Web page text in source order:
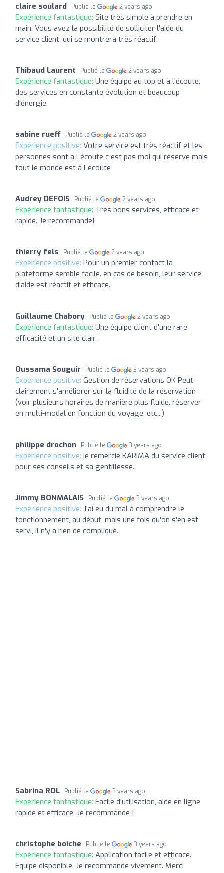
claire soulard Publié le 2 years ago
Expérience fantastique: Site très simple à prendre en
main. Vous avez la possibilité de solliciter l'aide du
service client, qui se montrera très réactif.
Thibaud Laurent Publié le 2 years ago
Expérience fantastique: Une équipe au top et à l'écoute,
des services en constante évolution et beaucoup
d'énergie.
sabine rueff Publié le 2 years ago
Expérience positive: Votre service est très réactif et les
personnes sont a l écoute c est pas moi qui réserve mais
tout le monde est à l écoute
Audrey DEFOIS Publié le 2 years ago
Expérience fantastique: Très bons services, efficace et
rapide. Je recommande!
thierry fels Publié le 2 years ago
Expérience positive: Pour un premier contact la
plateforme semble facile. en cas de besoin, leur service
d'aide est réactif et efficace.
Guillaume Chabory Publié le 2 years ago
Expérience fantastique: Une équipe client d'une rare
efficacité et un site clair.
Oussama Souguir Publié le 3 years ago
Expérience positive: Gestion de réservations OK Peut
clairement s'améliorer sur la fluidité de la réservation
(voir plusieurs horaires de manière plus fluide, réserver
en multi-modal en fonction du voyage, etc...)
philippe drochon Publié le 3 years ago
Expérience positive: je remercie KARIMA du service client
pour ses conseils et sa gentillesse.
Jimmy BONMALAIS Publié le 3 years ago
Expérience positive: J'ai eu du mal à comprendre le
fonctionnement, au début, mais une fois qu'on s'en est
servi, il n'y a rien de compliqué.
Sabrina ROL Publié le 3 years ago
Expérience fantastique: Facile d'utilisation, aide en ligne
rapide et efficace. Je recommande !
christophe boiche Publié le 3 years ago
Expérience fantastique: Application facile et efficace.
Equipe disponible. Je recommande vivement. Merci